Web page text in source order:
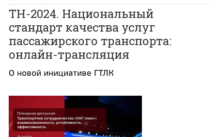
ТН-2024. Национальный
стандарт качества услуг
пассажирского транспорта:
онлайн-трансляция
О новой инициативе ГТЛК